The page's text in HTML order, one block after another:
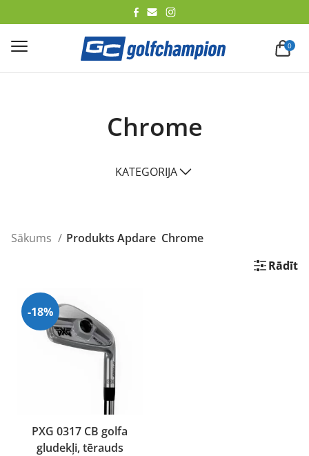
0
Chrome
KATEGORIJA
Sākums Produkts Apdare Chrome
Rādīt
-18%
PXG 0317 CB golfa
gludekļi, tērauds